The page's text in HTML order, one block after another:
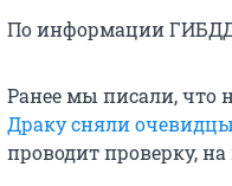
По информации ГИБДД,
Ранее мы писали, что
Драку сняли очевидцы
проводит проверку,